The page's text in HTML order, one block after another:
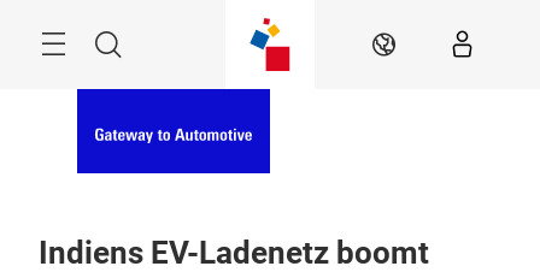
Suche DE
Indiens EV-Ladenetz boomt